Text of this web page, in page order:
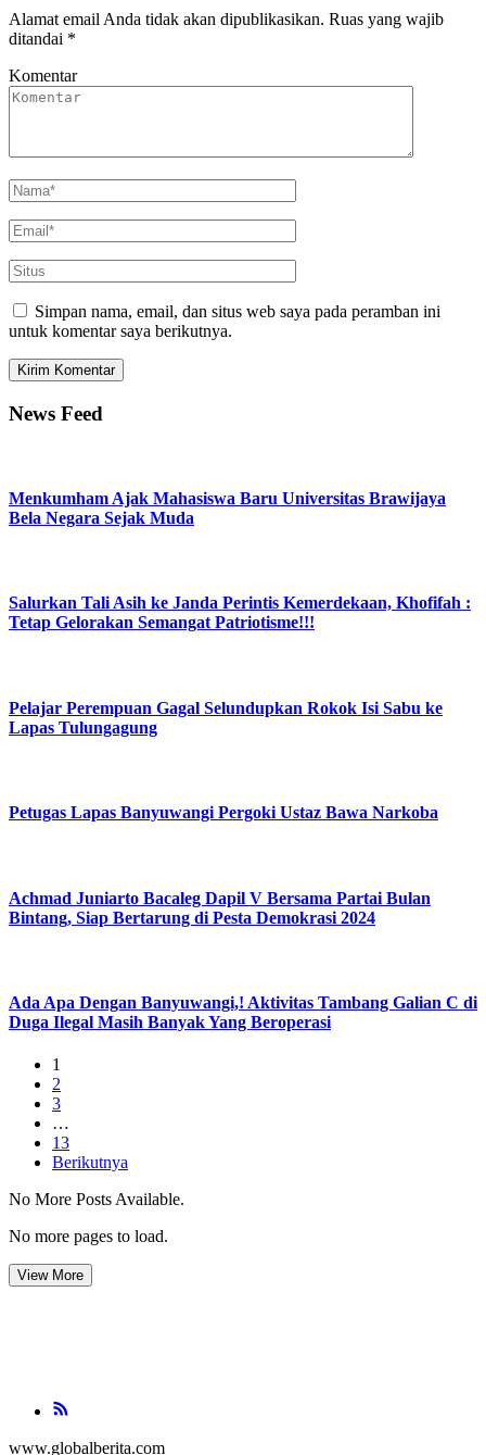
Alamat email Anda tidak akan dipublikasikan. Ruas yang wajib
ditandai *
Komentar
Simpan nama, email, dan situs web saya pada peramban ini
untuk komentar saya berikutnya.
News Feed
Menkumham Ajak Mahasiswa Baru Universitas Brawijaya
Bela Negara Sejak Muda
Salurkan Tali Asih ke Janda Perintis Kemerdekaan, Khofifah :
Tetap Gelorakan Semangat Patriotisme!!!
Pelajar Perempuan Gagal Selundupkan Rokok Isi Sabu ke
Lapas Tulungagung
Petugas Lapas Banyuwangi Pergoki Ustaz Bawa Narkoba
Achmad Juniarto Bacaleg Dapil V Bersama Partai Bulan
Bintang, Siap Bertarung di Pesta Demokrasi 2024
Ada Apa Dengan Banyuwangi,! Aktivitas Tambang Galian C di
Duga Ilegal Masih Banyak Yang Beroperasi
1
2
3
…
13
Berikutnya
No More Posts Available.
No more pages to load.
View More
www.globalberita.com